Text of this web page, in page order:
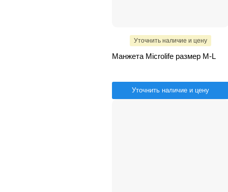
Уточнить наличие и цену
Манжета Microlife размер M-L
Уточнить наличие и цену